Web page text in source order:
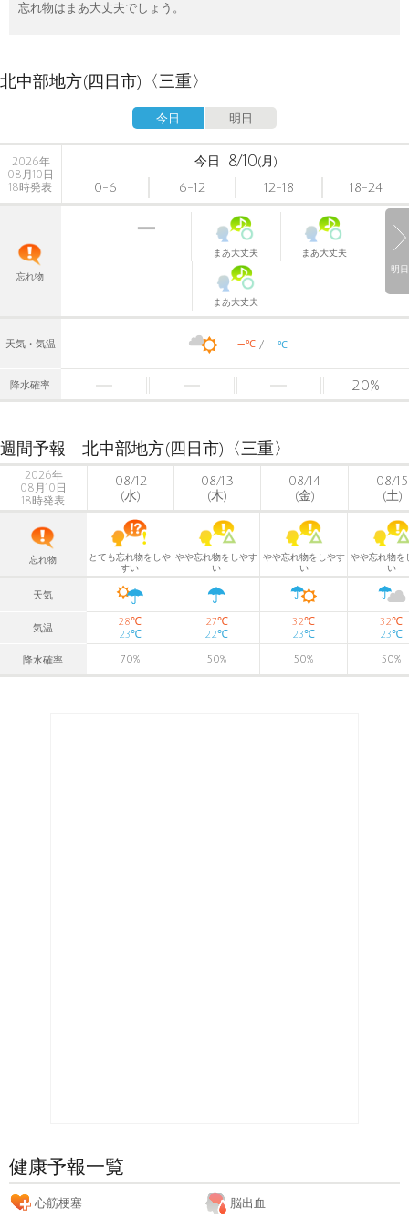
忘れ物はまあ大丈夫でしょう。
北中部地方(四日市)〈三重〉
今日 明日
明日
2026年
08月10日
18時発表
今日 8/10(月)
0-6
6-12 12-18 18-24
忘れ物
まあ大丈夫 まあ大丈夫
まあ大丈夫
天気・気温 -℃ -℃
降水確率 20%
週間予報 北中部地方(四日市)〈三重〉
2026年
08月10日
18時発表
08/12
(水)
08/13
(木)
08/14
(金)
08/15
(土)
忘れ物
とても忘れ物をしや
すい
やや忘れ物をしやす
い
やや忘れ物をしやす
い
やや忘れ物を
い
天気
気温
28℃
23℃
27℃
22℃
32℃
23℃
32℃
23℃
降水確率 70% 50% 50% 50%
健康予報一覧
心筋梗塞 脳出血